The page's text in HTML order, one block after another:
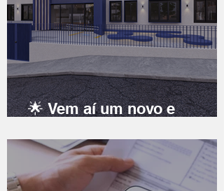
🌟 Vem aí um novo e
arquitetônico para a
Educação Infantil de João
Monlevade! 🚀